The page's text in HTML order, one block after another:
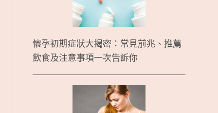
懷孕初期症狀大揭密：常見前兆、推薦
飲食及注意事項一次告訴你